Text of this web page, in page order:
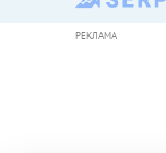
РЕКЛАМА